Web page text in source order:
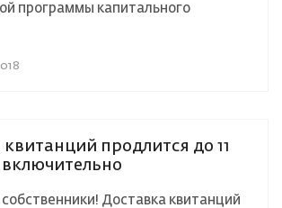
программы капитального
продлится до 11
включительно
Доставка квитанций